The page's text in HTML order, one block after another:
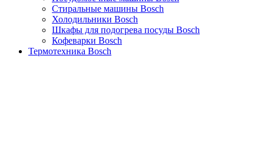
Стиральные машины Bosch
Холодильники Bosch
Шкафы для подогрева посуды Bosch
Кофеварки Bosch
Термотехника Bosch